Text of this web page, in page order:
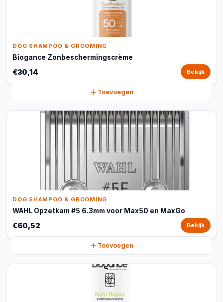
DOG SHAMPOO & GROOMING
Biogance Zonbeschermingscrème
€30,14 Bekijk
Toevoegen
DOG SHAMPOO & GROOMING
WAHL Opzetkam #5 6.3mm voor Max50 en MaxGo
€60,52 Bekijk
Toevoegen